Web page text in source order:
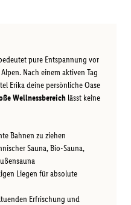
pure Entspannung vor
Nach einem aktiven Tag
Erika deine persönliche Oase
Wellnessbereich lässt keine
Bahnen zu ziehen
Sauna, Bio-Sauna,
Liegen für absolute
Erfrischung und